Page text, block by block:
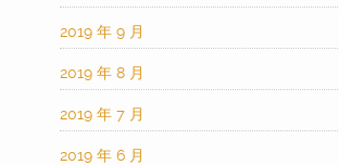
2019 年 9 月
2019 年 8 月
2019 年 7 月
2019 年 6 月